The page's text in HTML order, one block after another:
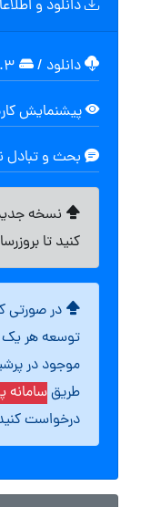
دانلود و
دانلود /
پیشنمایش
بحث و تبادل
نسخه
کنید تا
در صورتی
توسعه هر یک
موجود در
طریقسامانه
درخواست